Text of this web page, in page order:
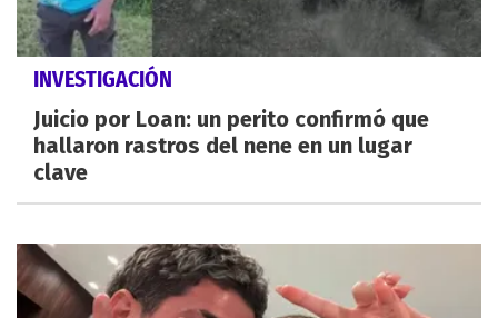
INVESTIGACIÓN
Juicio por Loan: un perito confirmó que
hallaron rastros del nene en un lugar
clave